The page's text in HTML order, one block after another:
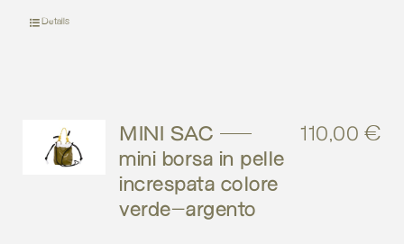
Details
MINI SAC –
mini borsa in pelle
increspata colore
verde-argento
110,00€